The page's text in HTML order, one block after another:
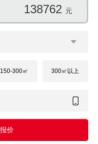
139446 元
150-300㎡ 300㎡以上